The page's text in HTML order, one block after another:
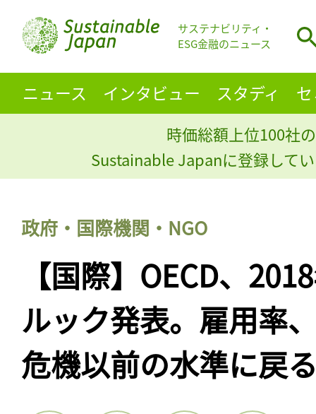
サステナビリティ・
ESG金融のニュース
ニュース インタビュー スタディ
時価総額上位100社
Sustainable Japanに登録して
政府・国際機関・NGO
【国際】OECD、
ルック発表。雇用率
危機以前の水準に戻